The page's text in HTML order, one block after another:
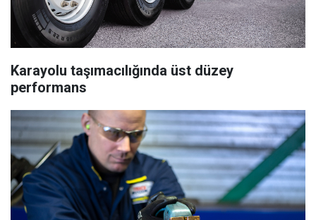
Karayolu taşımacılığında üst düzey
performans